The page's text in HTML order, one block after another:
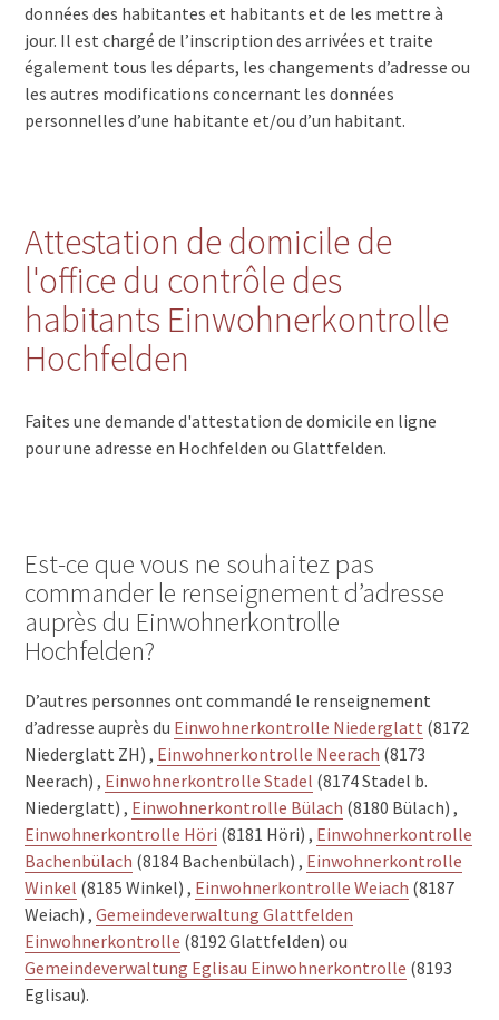
données des habitantes et habitants et de les mettre à
jour. Il est chargé de l’inscription des arrivées et traite
également tous les départs, les changements d’adresse ou
les autres modifications concernant les données
personnelles d’une habitante et/ou d’un habitant.
Attestation de domicile de
l'office du contrôle des
habitants Einwohnerkontrolle
Hochfelden
Faites une demande d'attestation de domicile en ligne
pour une adresse en Hochfelden ou Glattfelden.
Est-ce que vous ne souhaitez pas
commander le renseignement d’adresse
auprès du Einwohnerkontrolle
Hochfelden?
D’autres personnes ont commandé le renseignement
d’adresse auprès du Einwohnerkontrolle Niederglatt (8172
Niederglatt ZH) , Einwohnerkontrolle Neerach (8173
Neerach) , Einwohnerkontrolle Stadel (8174 Stadel b.
Niederglatt) , Einwohnerkontrolle Bülach (8180 Bülach) ,
Einwohnerkontrolle Höri (8181 Höri) , Einwohnerkontrolle
Bachenbülach (8184 Bachenbülach) , Einwohnerkontrolle
Winkel (8185 Winkel) , Einwohnerkontrolle Weiach (8187
Weiach) ,Gemeindeverwaltung Glattfelden
Einwohnerkontrolle (8192 Glattfelden) ou
Gemeindeverwaltung Eglisau Einwohnerkontrolle (8193
Eglisau).